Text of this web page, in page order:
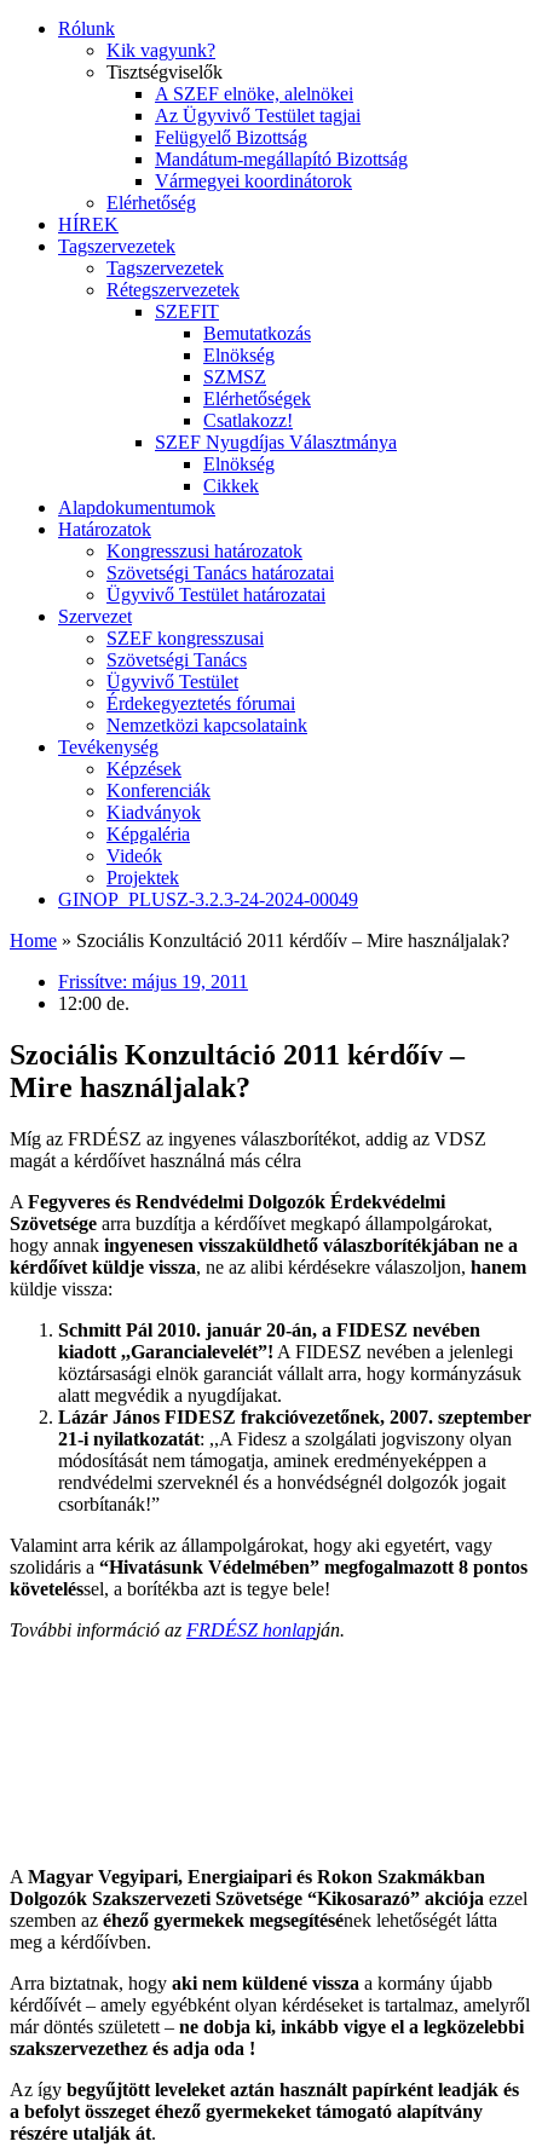
Rólunk
Kik vagyunk?
Tisztségviselők
A SZEF elnöke, alelnökei
Az Ügyvivő Testület tagjai
Felügyelő Bizottság
Mandátum-megállapító Bizottság
Vármegyei koordinátorok
Elérhetőség
HÍREK
Tagszervezetek
Tagszervezetek
Rétegszervezetek
SZEFIT
Bemutatkozás
Elnökség
SZMSZ
Elérhetőségek
Csatlakozz!
SZEF Nyugdíjas Választmánya
Elnökség
Cikkek
Alapdokumentumok
Határozatok
Kongresszusi határozatok
Szövetségi Tanács határozatai
Ügyvivő Testület határozatai
Szervezet
SZEF kongresszusai
Szövetségi Tanács
Ügyvivő Testület
Érdekegyeztetés fórumai
Nemzetközi kapcsolataink
Tevékenység
Képzések
Konferenciák
Kiadványok
Képgaléria
Videók
Projektek
GINOP_PLUSZ-3.2.3-24-2024-00049
Home » Szociális Konzultáció 2011 kérdőív – Mire használjalak?
Frissítve: május 19, 2011
12:00 de.
Szociális Konzultáció 2011 kérdőív –
Mire használjalak?
Míg az FRDÉSZ az ingyenes válaszborítékot, addig az VDSZ
magát a kérdőívet használná más célra
A Fegyveres és Rendvédelmi Dolgozók Érdekvédelmi
Szövetsége arra buzdítja a kérdőívet megkapó állampolgárokat,
hogy annak ingyenesen visszaküldhető válaszborítékjában ne a
kérdőívet küldje vissza, ne az alibi kérdésekre válaszoljon, hanem
küldje vissza:
Schmitt Pál 2010. január 20-án, a FIDESZ nevében
kiadott ,,Garancialevelét”! A FIDESZ nevében a jelenlegi
köztársasági elnök garanciát vállalt arra, hogy kormányzásuk
alatt megvédik a nyugdíjakat.
Lázár János FIDESZ frakcióvezetőnek, 2007. szeptember
21-i nyilatkozatát: ,,A Fidesz a szolgálati jogviszony olyan
módosítását nem támogatja, aminek eredményeképpen a
rendvédelmi szerveknél és a honvédségnél dolgozók jogait
csorbítanák!”
Valamint arra kérik az állampolgárokat, hogy aki egyetért, vagy
szolidáris a “Hivatásunk Védelmében” megfogalmazott 8 pontos
követeléssel, a borítékba azt is tegye bele!
További információ az FRDÉSZ honlapján.
A Magyar Vegyipari, Energiaipari és Rokon Szakmákban
Dolgozók Szakszervezeti Szövetsége “Kikosarazó” akciója ezzel
szemben az éhező gyermekek megsegítésének lehetőségét látta
meg a kérdőívben.
Arra biztatnak, hogy aki nem küldené vissza a kormány újabb
kérdőívét – amely egyébként olyan kérdéseket is tartalmaz, amelyről
már döntés született – ne dobja ki, inkább vigye el a legközelebbi
szakszervezethez és adja oda !
Az így begyűjtött leveleket aztán használt papírként leadják és
a befolyt összeget éhező gyermekeket támogató alapítvány
részére utalják át.